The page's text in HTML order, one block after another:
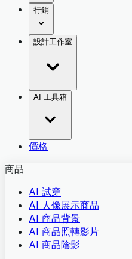
行銷
設計工作室
AI 工具箱
價格
商品
AI 試穿
AI 人像展示商品
AI 商品背景
AI 商品照轉影片
AI 商品陰影